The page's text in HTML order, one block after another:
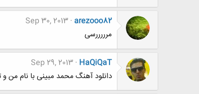
arezooo82
Sep 30, 2013
مرررررسی
HaQiQaT
Sep 29, 2013
دانلود آهنگ محمد مبینی با نام من و